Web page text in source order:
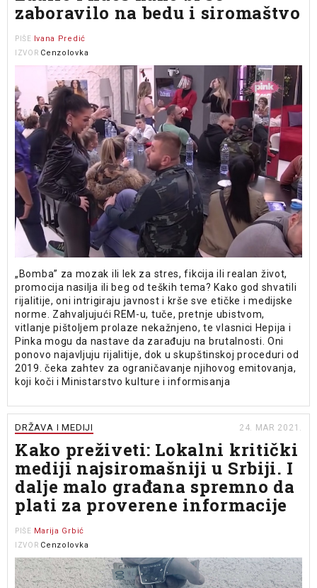
zaboravilo na bedu i siromaštvo
PIŠE Ivana Predić
IZVOR Cenzolovka
„Bomba” za mozak ili lek za stres, fikcija ili realan život,
promocija nasilja ili beg od teških tema? Kako god shvatili
rijalitije, oni intrigiraju javnost i krše sve etičke i medijske
norme. Zahvaljujući REM-u, tuče, pretnje ubistvom,
vitlanje pištoljem prolaze nekažnjeno, te vlasnici Hepija i
Pinka mogu da nastave da zarađuju na brutalnosti. Oni
ponovo najavljuju rijalitije, dok u skupštinskoj proceduri od
2019. čeka zahtev za ograničavanje njihovog emitovanja,
koji koči i Ministarstvo kulture i informisanja
DRŽAVA I MEDIJI 24. MAR 2021.
Kako preživeti: Lokalni kritički
mediji najsiromašniji u Srbiji. I
dalje malo građana spremno da
plati za proverene informacije
PIŠE Marija Grbić
IZVOR Cenzolovka